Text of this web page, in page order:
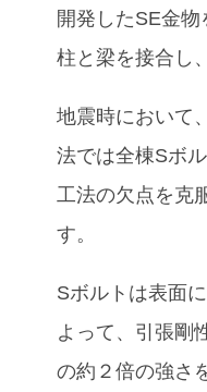
開発したSE金物
柱と梁を接合し
地震時において
法では全棟Sボ
工法の欠点を克
す。
Sボルトは表面
よって、引張剛
の約２倍の強さ